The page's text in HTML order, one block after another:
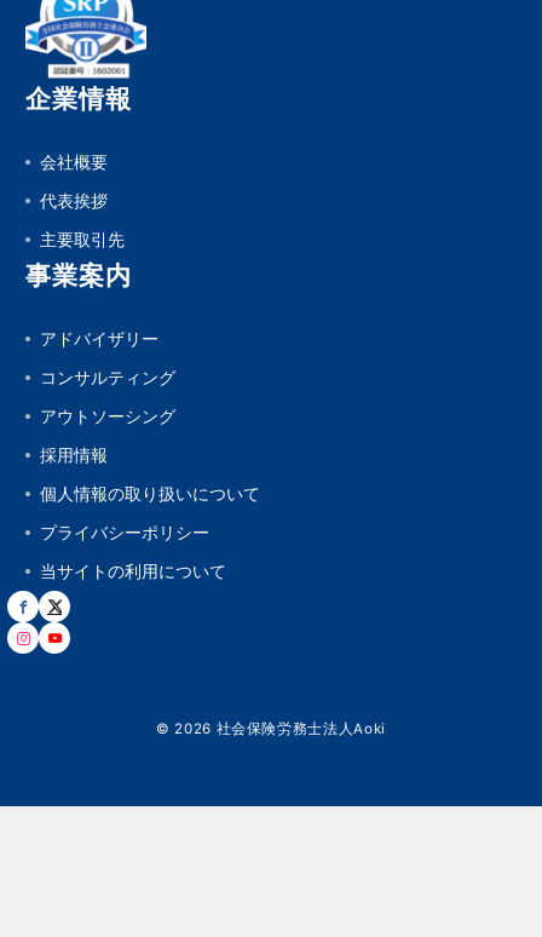
企業情報
会社概要
代表挨拶
主要取引先
事業案内
アドバイザリー
コンサルティング
アウトソーシング
採用情報
個人情報の取り扱いについて
プライバシーポリシー
当サイトの利用について
© 2026 社会保険労務士法人Aoki